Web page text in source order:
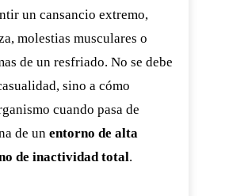
un cansancio extremo,
molestias musculares o
de un resfriado. No se debe
sino a cómo
cuando pasa de
de un entorno de alta
de inactividad total.